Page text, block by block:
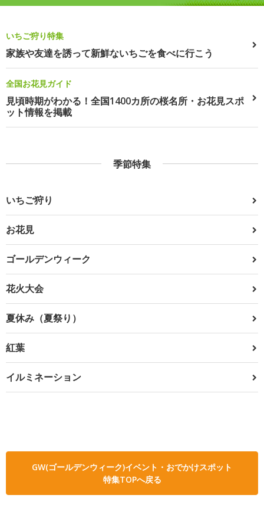
いちご狩り特集
家族や友達を誘って新鮮ないちごを食べに行こう
全国お花見ガイド
見頃時期がわかる！全国1400カ所の桜名所・お花見スポ
ット情報を掲載
季節特集
いちご狩り
お花見
ゴールデンウィーク
花火大会
夏休み（夏祭り）
紅葉
イルミネーション
GW(ゴールデンウィーク)イベント・おでかけスポット
特集TOPへ戻る